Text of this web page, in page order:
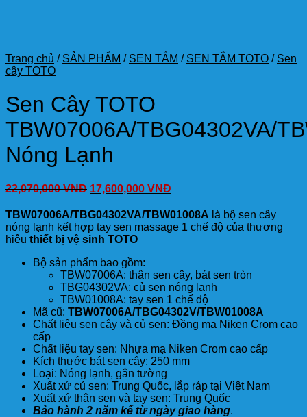
Trang chủ / SẢN PHẨM / SEN TẮM / SEN TẮM TOTO / Sen
cây TOTO
Sen Cây TOTO
TBW07006A/TBG04302VA/
Nóng Lạnh
22,070,000VNĐ 17,600,000 VNĐ
TBW07006A/TBG04302VA/TBW01008A là bộ sen cây
nóng lạnh kết hợp tay sen massage 1 chế độ của thương
hiệu thiết bị vệ sinh TOTO
Bộ sản phẩm bao gồm:
TBW07006A: thân sen cây, bát sen tròn
TBG04302VA: củ sen nóng lạnh
TBW01008A: tay sen 1 chế độ
Mã cũ: TBW07006A/TBG04302V/TBW01008A
Chất liệu sen cây và củ sen: Đồng mạ Niken Crom cao
cấp
Chất liệu tay sen: Nhựa mạ Niken Crom cao cấp
Kích thước bát sen cây: 250 mm
Loại: Nóng lạnh, gắn tường
Xuất xứ củ sen: Trung Quốc, lắp ráp tại Việt Nam
Xuất xứ thân sen và tay sen: Trung Quốc
Bảo hành 2 năm kể từ ngày giao hàng.